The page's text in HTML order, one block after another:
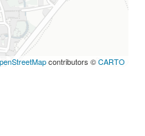
contributors ©CARTO